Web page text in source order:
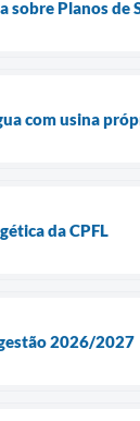
sobre Planos de
com usina
da CPFL
2026/2027